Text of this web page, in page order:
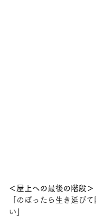
＜屋上への最後の階段＞
「のぼったら生き延び
い」